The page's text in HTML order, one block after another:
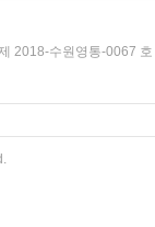
2018-수원영통-0067 호